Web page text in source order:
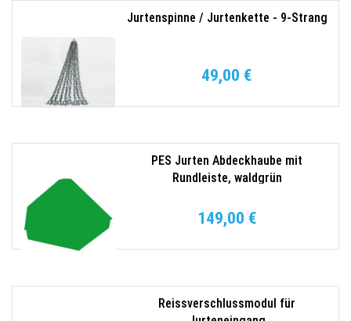
Jurtenspinne / Jurtenkette - 9-Strang
49,00 €
PES Jurten Abdeckhaube mit
Rundleiste, waldgrün
149,00 €
Reissverschlussmodul für